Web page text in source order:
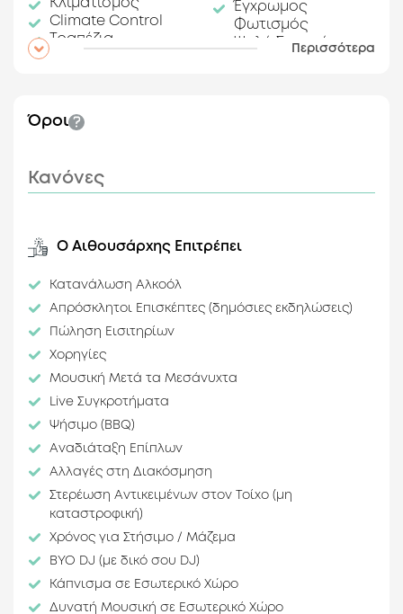
Κλιματισμός
Climate Control
Τραπέζια
Έγχρωμος
Φωτισμός
Ψηλά Σκαμπό
Άλλες Παροχές
Safe for Valuables
Χαρακτηριστικά
Λεπτομέρειες
Σχεδιασμού
Ψηλοτάβανο
Graffiti
Δυνατότητα
Πλήρους
Σκοτεινιάσματος
Διαχυτικός Ήχος
Χωρίς Κολώνες
(ενιαίος χώρος)
Abandoned
Προσβασιμότητα
Ισόγειο
Ασφάλτου
Σε Αναγνωρίσιμο
Δρόμο (εύρεση από
Εσωτερικό Bar
Περισσότερα
Όροι
Κανόνες
Ο Αιθουσάρχης Επιτρέπει
Κατανάλωση Αλκοόλ
Απρόσκλητοι Επισκέπτες (δημόσιες εκδηλώσεις)
Πώληση Εισιτηρίων
Χορηγίες
Μουσική Μετά τα Μεσάνυχτα
Live Συγκροτήματα
Ψήσιμο (BBQ)
Αναδιάταξη Επίπλων
Αλλαγές στη Διακόσμηση
Στερέωση Αντικειμένων στον Τοίχο (μη
καταστροφική)
Χρόνος για Στήσιμο / Μάζεμα
BYO DJ (με δικό σου DJ)
Κάπνισμα σε Εσωτερικό Χώρο
Δυνατή Μουσική σε Εσωτερικό Χώρο